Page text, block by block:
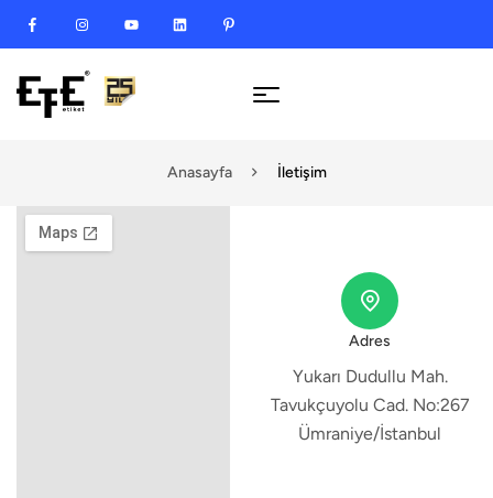
Anasayfa İletişim
Adres
Yukarı Dudullu Mah.
Tavukçuyolu Cad. No:267
Ümraniye/İstanbul